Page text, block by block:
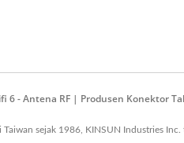
6 - Antena RF | Produsen Konektor
Taiwan sejak 1986, KINSUN Industries